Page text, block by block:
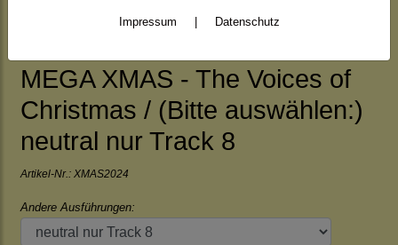
MEGA XMAS - The Voices of
Christmas / (Bitte auswählen:)
neutral nur Track 8
Artikel-Nr.: XMAS2024
Andere Ausführungen:
Impressum Datenschutz